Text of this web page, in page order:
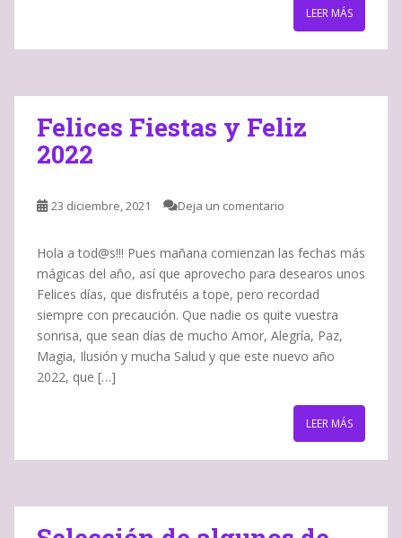
LEER MÁS
Felices Fiestas y Feliz
2022
23 diciembre, 2021 Deja un comentario
Hola a tod@s!!! Pues mañana comienzan las fechas más
mágicas del año, así que aprovecho para desearos unos
Felices días, que disfrutéis a tope, pero recordad
siempre con precaución. Que nadie os quite vuestra
sonrisa, que sean días de mucho Amor, Alegría, Paz,
Magia, Ilusión y mucha Salud y que este nuevo año
2022, que […]
LEER MÁS